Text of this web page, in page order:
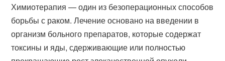
Химиотерапия — один из безоперационных способов
борьбы с раком. Лечение основано на введении в
организм больного препаратов, которые содержат
токсины и яды, сдерживающие или полностью